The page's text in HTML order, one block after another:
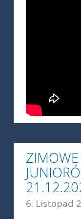
6. Listopad